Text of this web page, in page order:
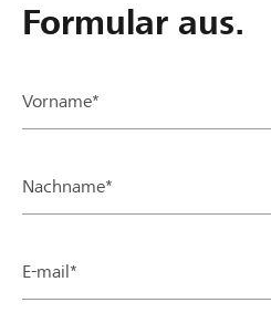
Formular aus.
Vorname*
Nachname*
E-mail*